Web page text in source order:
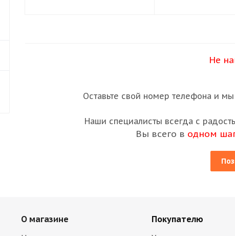
Не
Оставьте свой номер телефона и
Наши специалисты всегда с
Вы всего в одном
О магазине Покупателю